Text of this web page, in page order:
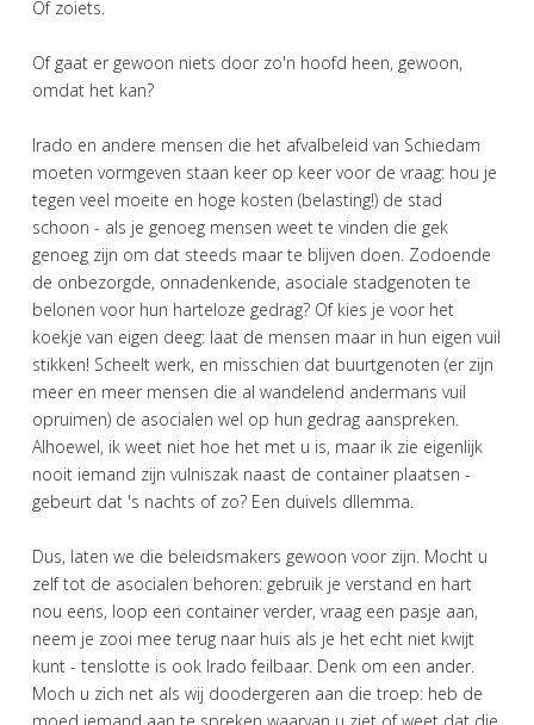
Of zoiets.
Of gaat er gewoon niets door zo'n hoofd heen, gewoon,
omdat het kan?
Irado en andere mensen die het afvalbeleid van Schiedam
moeten vormgeven staan keer op keer voor de vraag: hou je
tegen veel moeite en hoge kosten (belasting!) de stad
schoon - als je genoeg mensen weet te vinden die gek
genoeg zijn om dat steeds maar te blijven doen. Zodoende
de onbezorgde, onnadenkende, asociale stadgenoten te
belonen voor hun harteloze gedrag? Of kies je voor het
koekje van eigen deeg: laat de mensen maar in hun eigen vuil
stikken! Scheelt werk, en misschien dat buurtgenoten (er zijn
meer en meer mensen die al wandelend andermans vuil
opruimen) de asocialen wel op hun gedrag aanspreken.
Alhoewel, ik weet niet hoe het met u is, maar ik zie eigenlijk
nooit iemand zijn vulniszak naast de container plaatsen -
gebeurt dat 's nachts of zo? Een duivels dllemma.
Dus, laten we die beleidsmakers gewoon voor zijn. Mocht u
zelf tot de asocialen behoren: gebruik je verstand en hart
nou eens, loop een container verder, vraag een pasje aan,
neem je zooi mee terug naar huis als je het echt niet kwijt
kunt - tenslotte is ook Irado feilbaar. Denk om een ander.
Moch u zich net als wij doodergeren aan die troep: heb de
moed iemand aan te spreken waarvan u ziet of weet dat die